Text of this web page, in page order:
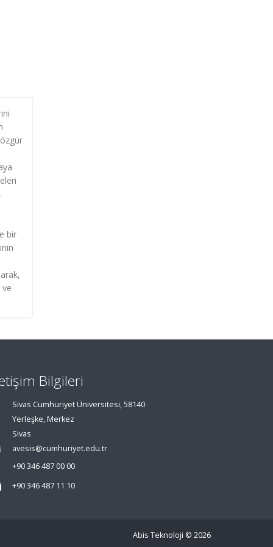
bir
Bilgileri
Sivas Cumhuriyet Üniversitesi, 58140
Yerleşke, Merkez
Sivas
avesis@cumhuriyet.edu.tr
+90 346 487 00 00
+90 346 487 11 10
Abis Teknoloji © 2026